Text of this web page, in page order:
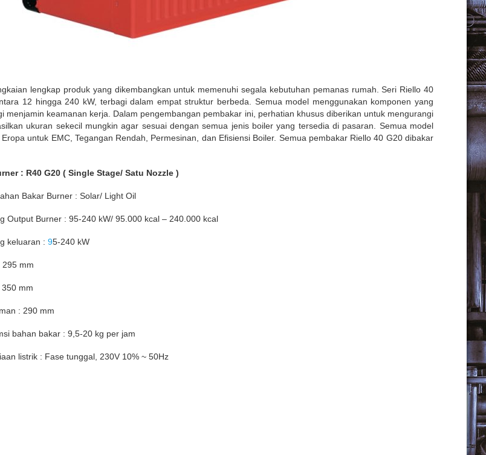
lengkap produk yang dikembangkan untuk memenuhi segala kebutuhan pemanas rumah. Seri Riello 40
12 hingga 240 kW, terbagi dalam empat struktur berbeda. Semua model menggunakan komponen yang
keamanan kerja. Dalam pengembangan pembakar ini, perhatian khusus diberikan untuk mengurangi
ukuran sekecil mungkin agar sesuai dengan semua jenis boiler yang tersedia di pasaran. Semua model
untuk EMC, Tegangan Rendah, Permesinan, dan Efisiensi Boiler. Semua pembakar Riello 40 G20 dibakar
: R40 G20 ( Single Stage/ Satu Nozzle )
Bakar Burner : Solar/ Light Oil
Output Burner : 95-240 kW/ 95.000 kcal – 240.000 kcal
keluaran : 95-240 kW
295 mm
mm
: 290 mm
bahan bakar : 9,5-20 kg per jam
listrik : Fase tunggal, 230V 10% ~ 50Hz